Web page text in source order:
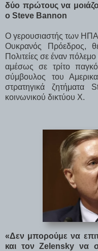
δύο πρώτους να
ο Steve Bannon
Ο γερουσιαστής των
Ουκρανός Πρόεδρος,
Πολιτείες σε έναν
αμέσως σε τρίτο
σύμβουλος του
στρατηγικά
κοινωνικού δικτύου X.
«Δεν μπορούμε να
και τον Zelensky να